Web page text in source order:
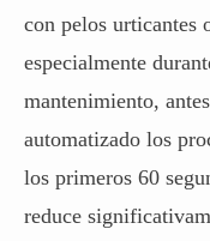
con pelos
especialmente
mantenimiento,
automatizado los
los primeros 60
reduce